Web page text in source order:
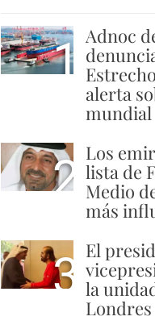
1 Adnoc
alerta
mundial
2 Los
lista de
Medio
más
3 El
la
Londres